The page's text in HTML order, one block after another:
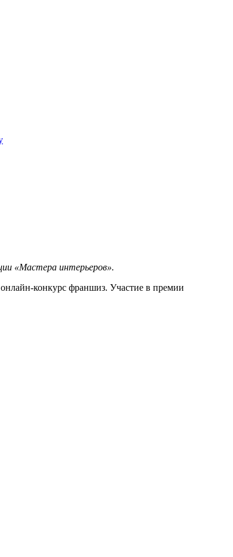
«Мастера интерьеров».
конкурс франшиз. Участие в премии